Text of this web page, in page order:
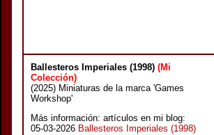
Ballesteros Imperiales (1998) (Mi
Colección)
(2025) Miniaturas de la marca 'Games
Workshop'
Más información: artículos en mi blog:
05-03-2026 Ballesteros Imperiales (1998)